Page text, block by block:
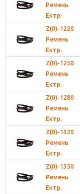
Ремень
Ектр.
Z(0)-1220
Ремень
Ектр.
Z(0)-1250
Ремень
Ектр.
Z(0)-1280
Ремень
Ектр.
Z(0)-1320
Ремень
Ектр.
Z(0)-1350
Ремень
Ектр.